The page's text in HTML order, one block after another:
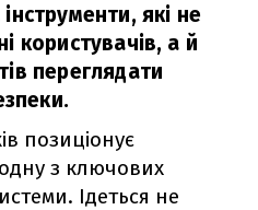
які не
користувачів, а й
переглядати
позиціонує
з ключових
Ідеться не